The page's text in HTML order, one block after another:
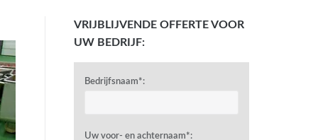
VRIJBLIJVENDE OFFERTE VOOR
UW BEDRIJF:
Bedrijfsnaam*:
Uw voor- en achternaam*: